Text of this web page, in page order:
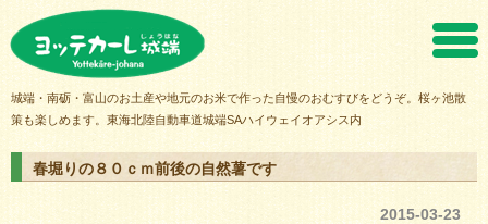
城端・南砺・富山のお土産や地元のお米で作った自慢のおむすびをどうぞ。桜ヶ池散
策も楽しめます。東海北陸自動車道城端SAハイウェイオアシス内
春堀りの８０ｃｍ前後の自然薯です
2015-03-23